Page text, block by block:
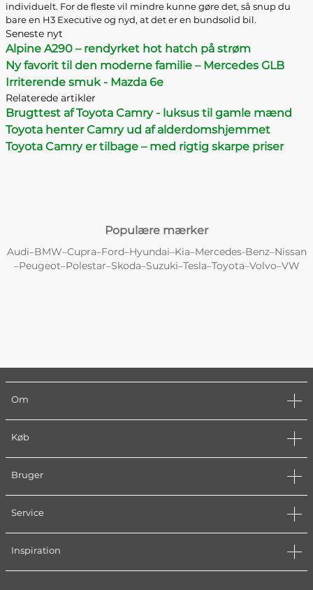
individuelt. For de fleste vil mindre kunne gøre det, så snup du
bare en H3 Executive og nyd, at det er en bundsolid bil.
Seneste nyt
Alpine A290 – rendyrket hot hatch på strøm
Ny favorit til den moderne familie – Mercedes GLB
Irriterende smuk - Mazda 6e
Relaterede artikler
Brugttest af Toyota Camry - luksus til gamle mænd
Toyota henter Camry ud af alderdomshjemmet
Toyota Camry er tilbage – med rigtig skarpe priser
Populære mærker
Audi–BMW–Cupra–Ford–Hyundai–Kia–Mercedes-Benz–Nissan
–Peugeot–Polestar–Skoda–Suzuki–Tesla–Toyota–Volvo–VW
Om
Køb
Bruger
Service
Inspiration